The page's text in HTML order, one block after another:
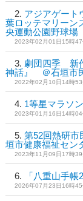
アジアゲー
葉ロッテマリー
央運動公園野球場
2023年02月01日15時47
劇団四季 新
神話』 ＠石垣市
2022年02月10日14時53
1等星マラソ
2023年01月16日14時04
第52回熱研
垣市健康福祉セン
2023年11月09日17時39
「八重山手
2026年07月23日16時45